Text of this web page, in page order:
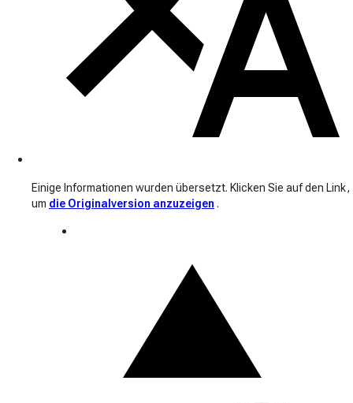
Einige Informationen wurden übersetzt. Klicken Sie auf den Link,
um die Originalversion anzuzeigen .